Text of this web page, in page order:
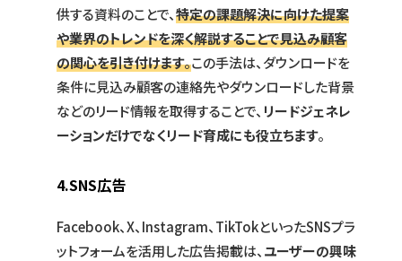
供する資料のことで、特定の課題解決に向けた提案
や業界のトレンドを深く解説することで見込み顧客
の関心を引き付けます。この手法は、ダウンロードを
条件に見込み顧客の連絡先やダウンロードした背景
などのリード情報を取得することで、 リードジェネレ
ーションだけでなくリード育成にも役立ちます。
4.SNS広告
Facebook、X、Instagram、TikTokといったSNSプラ
ットフォームを活用した広告掲載は、ユーザーの興味